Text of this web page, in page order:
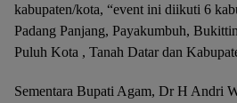
kabupaten/kota, “event ini diikuti 6
Padang Panjang, Payakumbuh,
Puluh Kota , Tanah Datar dan
Sementara Bupati Agam, Dr H Andri